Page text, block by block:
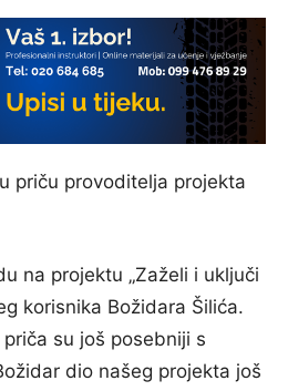
priču provoditelja projekta
na projektu „Zaželi i uključi
korisnika Božidara Šilića.
su još posebniji s
dio našeg projekta još